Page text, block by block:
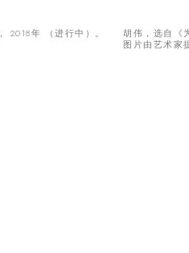
2018年 （进行中）。
胡伟，选自《
图片由艺术家